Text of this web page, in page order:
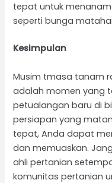
tepat untuk
seperti bunga
Kesimpulan
Musim tmasa tanam
adalah momen yang
petualangan baru di
persiapan yang
tepat, Anda dapat
dan memuaskan.
ahli pertanian
komunitas pertanian